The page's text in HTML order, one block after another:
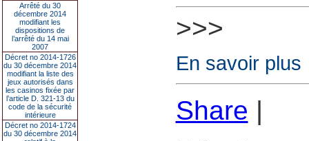
Arrêté du 30
décembre 2014
modifiant les
dispositions de
l’arrêté du 14 mai
2007
Décret no 2014-1726
du 30 décembre 2014
modifiant la liste des
jeux autorisés dans
les casinos fixée par
l’article D. 321-13 du
code de la sécurité
intérieure
Décret no 2014-1724
du 30 décembre 2014
>>>
En savoir plus
Share |